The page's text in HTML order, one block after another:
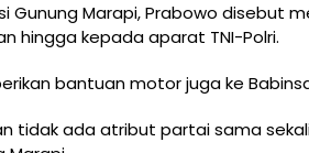
Gunung Marapi, Prabowo disebut
hingga kepada aparat TNI-Polri.
bantuan motor juga ke
tidak ada atribut partai sama